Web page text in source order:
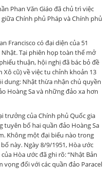
Phan Văn Giáo đã chủ trì việc
Chính phủ Pháp và Chính phủ
Francisco có đại diện của 51
Tại phiên họp toàn thể mở
thuận, hội nghị đã bác bỏ đề
cũ) về việc tu chỉnh khoản 13
dung: Nhật thừa nhận chủ quyền
Hoàng Sa và những đảo xa hơn
trưởng của Chính phủ Quốc gia
tuyên bố hai quần đảo Hoàng Sa
Không một đại biểu nào trong
này. Ngày 8/9/1951, Hòa ước
Hòa ước đã ghi rõ: “Nhật Bản
đối với các quần đảo Paracel